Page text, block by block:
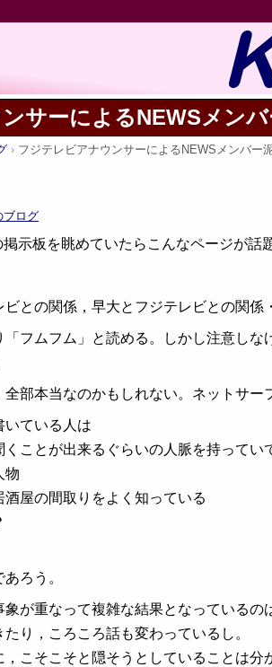
サーによるNEWSメン
フジテレビアナウンサーによるNEWSメンバー
ブログ
示板を眺めていたらこんなページが話
との関係，早大とフジテレビとの関係
「フムフム」と読める。しかし注意し
部本当なのかもしれない。ネットサー
いている人は
くことが出来るぐらいの人脈を持ってい
物
酒屋の間取りをよく知っている
ろう。
が重なって複雑な結果となっているの
り，ころころ話も変わっているし。
こそこそと隠そうとしていることは分